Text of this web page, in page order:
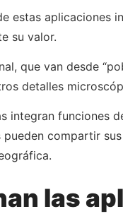
estas
su valor.
que van desde
detalles
integran funciones
compartir
las